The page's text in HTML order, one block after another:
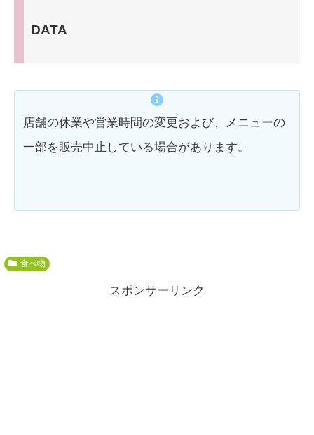
DATA
店舗の休業や営業時間の変更および、メニューの
一部を販売中止している場合があります。
食べ物
スポンサーリンク